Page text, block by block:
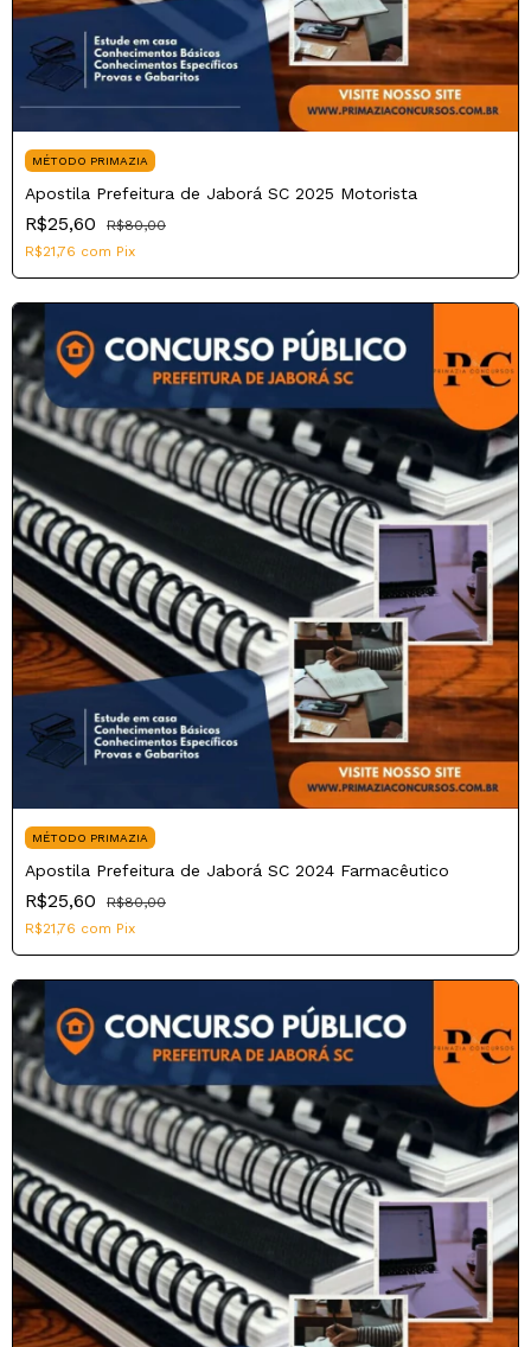
MÉTODO PRIMAZIA
Apostila Prefeitura de Jaborá SC 2025 Motorista
R$25,60
R$80,00
R$21,76 com Pix
MÉTODO PRIMAZIA
Apostila Prefeitura de Jaborá SC 2024 Farmacêutico
R$25,60
R$80,00
R$21,76 com Pix